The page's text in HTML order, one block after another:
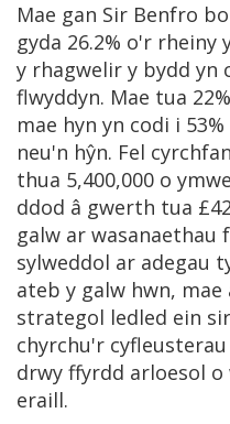
Mae gan Sir Benfro
gyda 26.2% o'r rheiny
y rhagwelir y bydd yn
flwyddyn. Mae tua
mae hyn yn codi i
neu'n hŷn. Fel
thua 5,400,000 o
ddod â gwerth tua
galw ar wasanaethau
sylweddol ar adegau
ateb y galw hwn,
strategol ledled ein
chyrchu'r
drwy ffyrdd arloesol
eraill.